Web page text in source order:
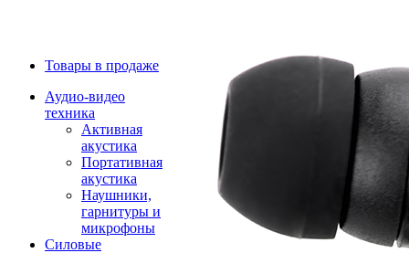
Товары в продаже
Аудио-видео
техника
Активная
акустика
Портативная
акустика
Наушники,
гарнитуры и
микрофоны
Силовые